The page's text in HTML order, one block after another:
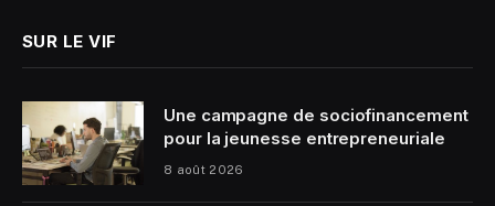
SUR LE VIF
Une campagne de sociofinancement
pour la jeunesse entrepreneuriale
8 août 2026